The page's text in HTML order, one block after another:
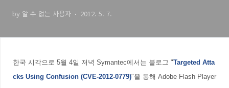
by 알 수 없는 사용자 2012. 5. 7.
한국 시각으로 5월 4일 저녁 Symantec에서는 블로그 "Targeted Atta
cks Using Confusion (CVE-2012-0779)"을 통해 Adobe Flash Player